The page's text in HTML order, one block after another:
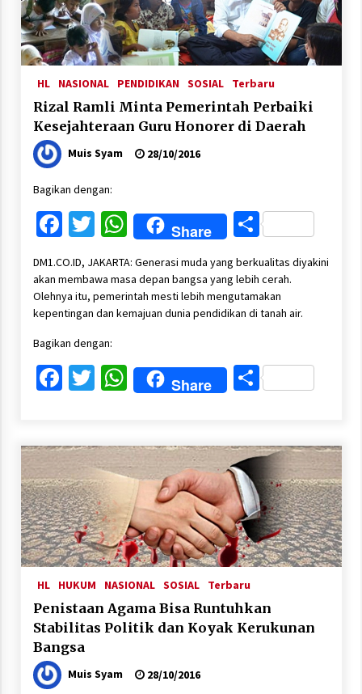
HL NASIONAL PENDIDIKAN SOSIAL Terbaru
Rizal Ramli Minta Pemerintah Perbaiki
Kesejahteraan Guru Honorer di Daerah
Muis Syam 28/10/2016
Bagikan dengan:
Facebook
Twitter
WhatsApp
Share Share
DM1.CO.ID, JAKARTA: Generasi muda yang berkualitas diyakini
akan membawa masa depan bangsa yang lebih cerah.
Olehnya itu, pemerintah mesti lebih mengutamakan
kepentingan dan kemajuan dunia pendidikan di tanah air.
Bagikan dengan:
Facebook
Twitter
WhatsApp
Share Share
HL HUKUM NASIONAL SOSIAL Terbaru
Penistaan Agama Bisa Runtuhkan
Stabilitas Politik dan Koyak Kerukunan
Bangsa
Muis Syam 28/10/2016